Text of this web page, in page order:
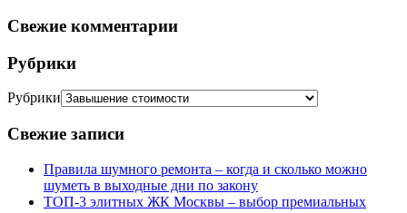
Свежие комментарии
Рубрики
Рубрики
Свежие записи
Правила шумного ремонта – когда и сколько можно
шуметь в выходные дни по закону
ТОП-3 элитных ЖК Москвы – выбор премиальных